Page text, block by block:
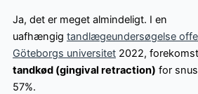
Ja, det er meget almindeligt. I en
uafhængig tandlægeundersøgelse
Göteborgs universitet 2022,
tandkød (gingival retraction) for
57%.